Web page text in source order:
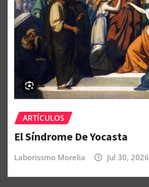
ARTÍCULOS
El Síndrome De Yocasta
Laborissmo Morelia Jul 30, 2026